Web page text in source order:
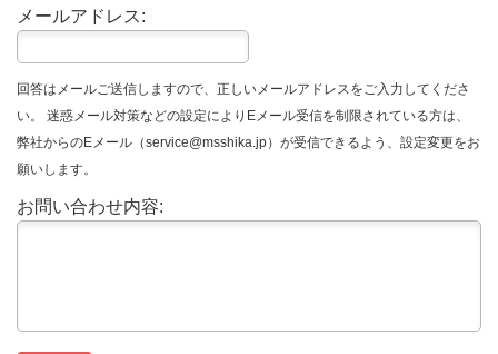
メールアドレス:
回答はメールご送信しますので、正しいメールアドレスをご入力してくださ
い。 迷惑メール対策などの設定によりEメール受信を制限されている方は、
弊社からのEメール（service@msshika.jp）が受信できるよう、設定変更をお
願いします。
お問い合わせ内容: